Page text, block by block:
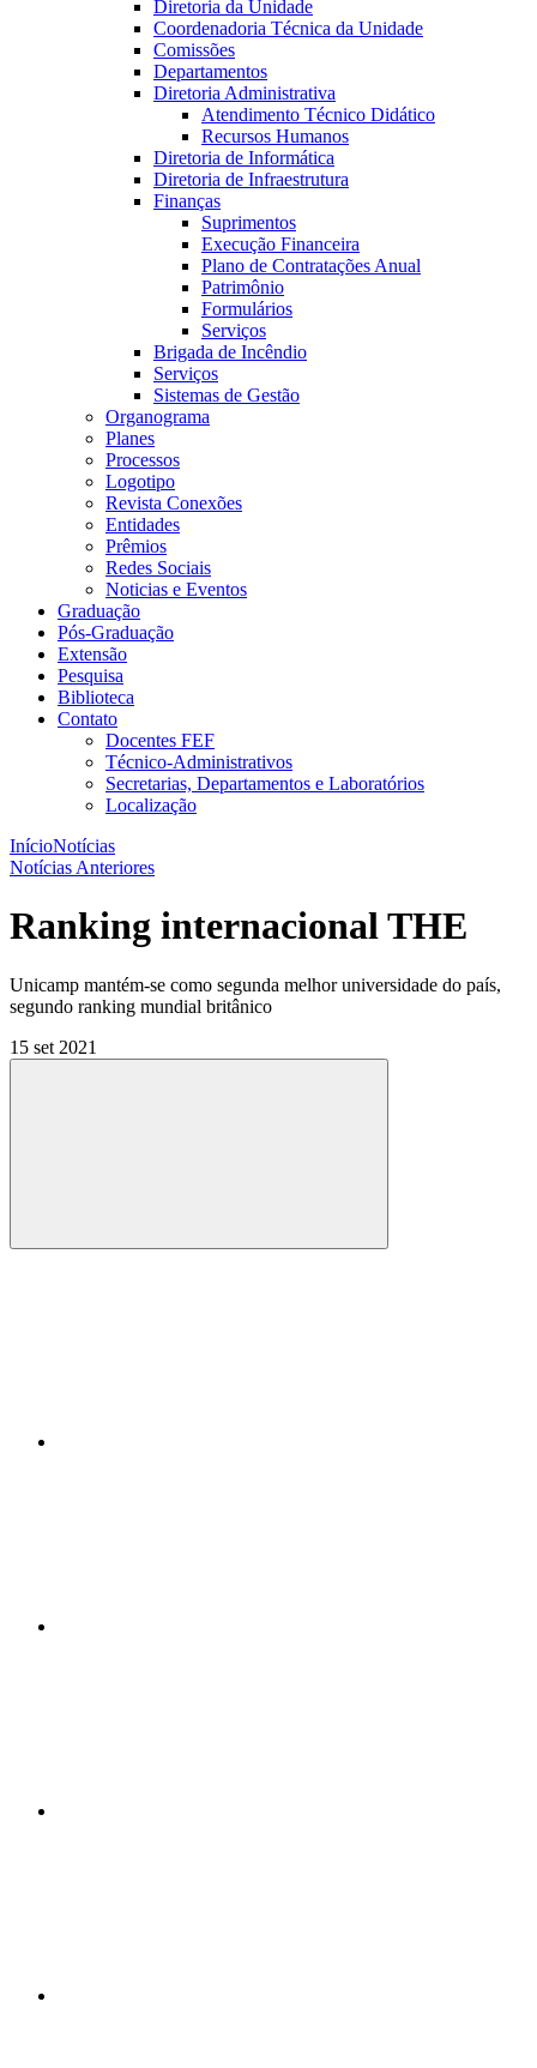
Diretoria da Unidade
Coordenadoria Técnica da Unidade
Comissões
Departamentos
Diretoria Administrativa
Atendimento Técnico Didático
Recursos Humanos
Diretoria de Informática
Diretoria de Infraestrutura
Finanças
Suprimentos
Execução Financeira
Plano de Contratações Anual
Patrimônio
Formulários
Serviços
Brigada de Incêndio
Serviços
Sistemas de Gestão
Organograma
Planes
Processos
Logotipo
Revista Conexões
Entidades
Prêmios
Redes Sociais
Noticias e Eventos
Graduação
Pós-Graduação
Extensão
Pesquisa
Biblioteca
Contato
Docentes FEF
Técnico-Administrativos
Secretarias, Departamentos e Laboratórios
Localização
InícioNotícias
Notícias Anteriores
Ranking internacional THE
Unicamp mantém-se como segunda melhor universidade do país,
segundo ranking mundial britânico
15 set 2021
Compartilhar